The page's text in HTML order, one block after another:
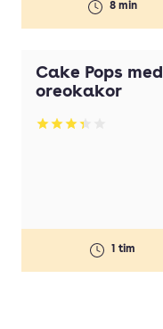
8 min
Cake Pops med
oreokakor
Betyg: 3.33 av 5
1 tim